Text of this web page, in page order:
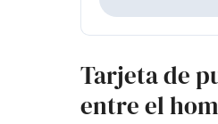
Tarjeta de
entre el